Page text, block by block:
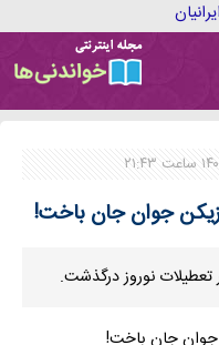
جوان جان باخت!
تعطیلات نوروز درگذشت.